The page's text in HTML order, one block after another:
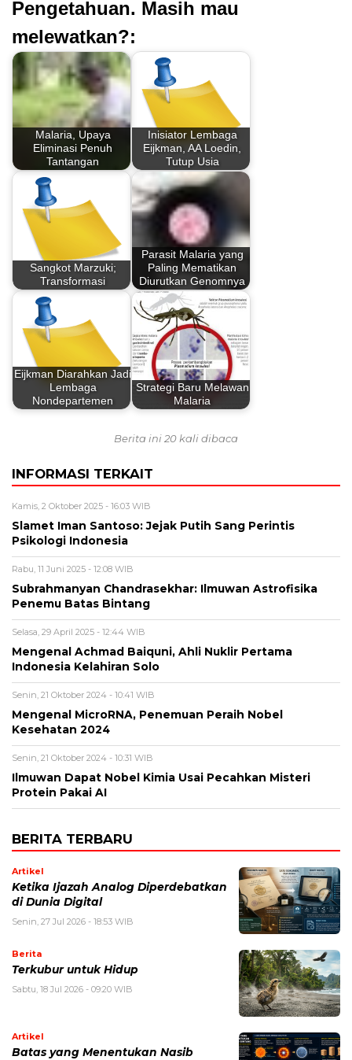
Pengetahuan. Masih mau
melewatkan?:
Malaria, Upaya
Eliminasi Penuh
Tantangan
Inisiator Lembaga
Eijkman, AA Loedin,
Tutup Usia
Sangkot Marzuki;
Transformasi
Parasit Malaria yang
Paling Mematikan
Diurutkan Genomnya
Eijkman Diarahkan Jadi
Lembaga
Nondepartemen
Strategi Baru Melawan
Malaria
Berita ini 20 kali dibaca
INFORMASI TERKAIT
Kamis, 2 Oktober 2025 - 16:03 WIB
Slamet Iman Santoso: Jejak Putih Sang Perintis
Psikologi Indonesia
Rabu, 11 Juni 2025 - 12:08 WIB
Subrahmanyan Chandrasekhar: Ilmuwan Astrofisika
Penemu Batas Bintang
Selasa, 29 April 2025 - 12:44 WIB
Mengenal Achmad Baiquni, Ahli Nuklir Pertama
Indonesia Kelahiran Solo
Senin, 21 Oktober 2024 - 10:41 WIB
Mengenal MicroRNA, Penemuan Peraih Nobel
Kesehatan 2024
Senin, 21 Oktober 2024 - 10:31 WIB
Ilmuwan Dapat Nobel Kimia Usai Pecahkan Misteri
Protein Pakai AI
BERITA TERBARU
Artikel
Ketika Ijazah Analog Diperdebatkan
di Dunia Digital
Senin, 27 Jul 2026 - 18:53 WIB
Berita
Terkubur untuk Hidup
Sabtu, 18 Jul 2026 - 09:20 WIB
Artikel
Batas yang Menentukan Nasib